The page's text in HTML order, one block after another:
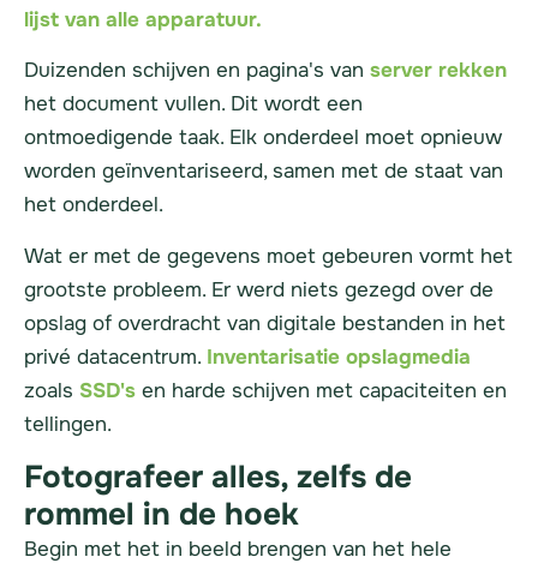
lijst van alle apparatuur.
Duizenden schijven en pagina's van server rekken
het document vullen. Dit wordt een
ontmoedigende taak. Elk onderdeel moet opnieuw
worden geïnventariseerd, samen met de staat van
het onderdeel.
Wat er met de gegevens moet gebeuren vormt het
grootste probleem. Er werd niets gezegd over de
opslag of overdracht van digitale bestanden in het
privé datacentrum. Inventarisatie opslagmedia
zoals SSD's en harde schijven met capaciteiten en
tellingen.
Fotografeer alles, zelfs de
rommel in de hoek
Begin met het in beeld brengen van het hele